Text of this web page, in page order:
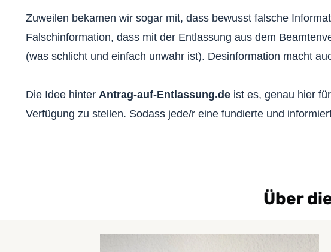
Zuweilen bekamen wir sogar mit, dass bewusst falsche
Falschinformation, dass mit der Entlassung aus dem
(was schlicht und einfach unwahr ist). Desinformation macht
Die Idee hinter Antrag-auf-Entlassung.de ist es, genau hier
Verfügung zu stellen. Sodass jede/r eine fundierte und
Über